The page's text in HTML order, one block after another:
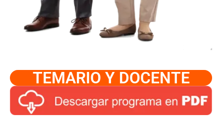
TEMARIO Y DOCENTE